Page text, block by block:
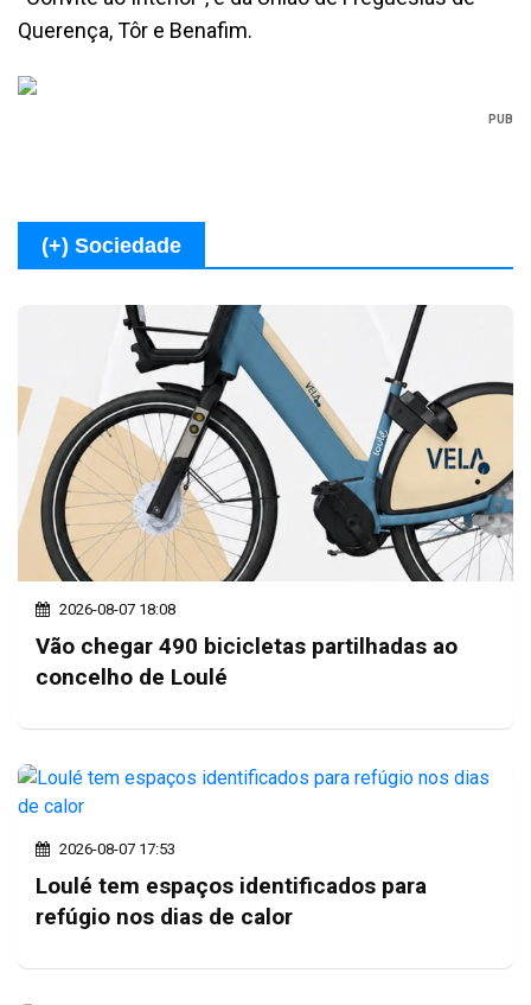
Querença, Tôr e Benafim.
PUB
(+) Sociedade
2026-08-07 18:08
Vão chegar 490 bicicletas partilhadas ao
concelho de Loulé
2026-08-07 17:53
Loulé tem espaços identificados para
refúgio nos dias de calor